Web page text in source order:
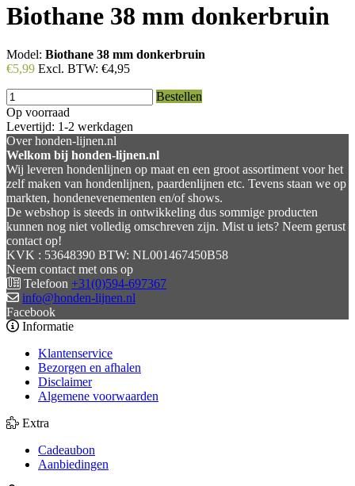
Biothane 38 mm donkerbruin
Model: Biothane 38 mm donkerbruin
€5,99 Excl. BTW: €4,95
Bestellen
Op voorraad
Levertijd: 1-2 werkdagen
Over honden-lijnen.nl
Welkom bij honden-lijnen.nl
Wij leveren hondenlijnen op maat en een groot assortiment voor het
zelf maken van hondenlijnen, paardenlijnen etc. Tevens staan we op
markten, hondenevenementen en/of shows.
De webshop is steeds in ontwikkeling dus sommige producten
kunnen nog niet volledig omschreven zijn. Mist u iets? Neem gerust
contact op!
KVK : 53648390 BTW: NL001467450B58
Neem contact met ons op
Telefoon +31(0)594-697367
info@honden-lijnen.nl
Facebook
Informatie
Klantenservice
Bezorgen en afhalen
Disclaimer
Algemene voorwaarden
Extra
Cadeaubon
Aanbiedingen